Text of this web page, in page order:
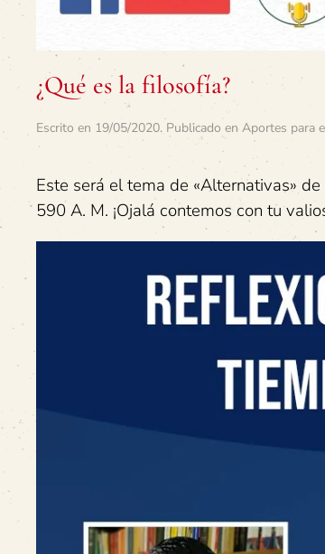
¿Qué es la filosofía?
Escrito en 19/05/2020. Publicado en Aportes para
Este será el tema de «Alternativas»
590 A. M. ¡Ojalá contemos con tu